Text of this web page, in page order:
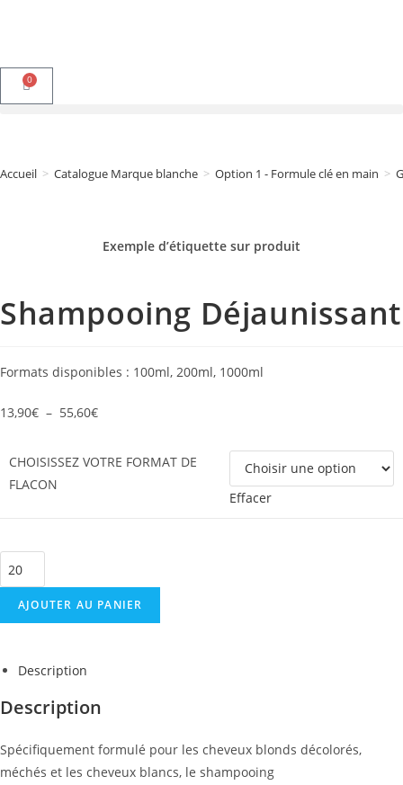
0
Accueil > Catalogue Marque blanche > Option 1 - Formule clé en main >
Exemple d’étiquette sur produit
Shampooing Déjaunissant
Formats disponibles : 100ml, 200ml, 1000ml
13,90€ – 55,60€
CHOISISSEZ VOTRE FORMAT DE
FLACON
Effacer
AJOUTER AU PANIER
Description
Description
Spécifiquement formulé pour les cheveux blonds décolorés,
méchés et les cheveux blancs, le shampooing